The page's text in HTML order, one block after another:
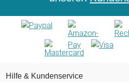
Hilfe & Kundenservice